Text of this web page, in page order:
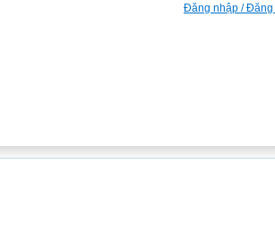
Đăng nhập / Đăng